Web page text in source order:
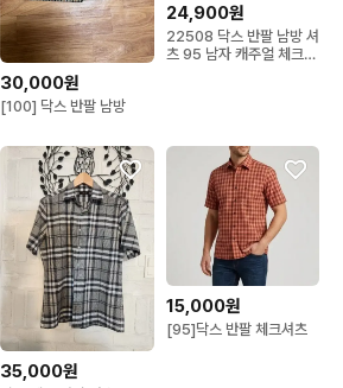
30,000원
[100] 닥스 반팔 남방
24,900원
22508 닥스 반팔 남방 셔
츠 95 남자 캐주얼 체크
35,000원
15,000원
[95]닥스 반팔 체크셔츠